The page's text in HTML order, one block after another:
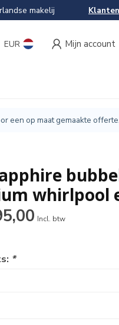
makelij
EUR Mijn account
een op maat gemaakte offerte.
whirlpool
Incl. btw
*